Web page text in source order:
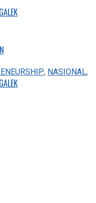
,NASIONAL,